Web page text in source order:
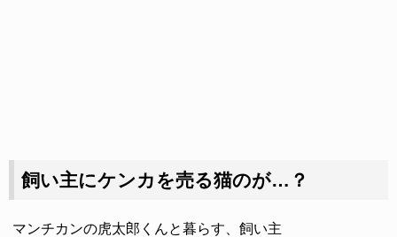
飼い主にケンカを売る猫のが…？
マンチカンの虎太郎くんと暮らす、飼い主